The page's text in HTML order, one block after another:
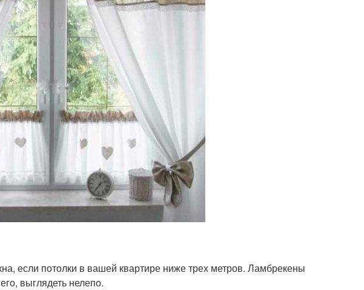
если потолки в вашей квартире ниже трех метров. Ламбрекены
выглядеть нелепо.